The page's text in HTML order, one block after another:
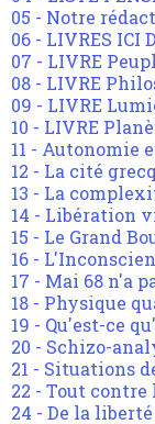
05 - Notre
06 - LIVRES ICI
07 - LIVRE
08 - LIVRE
09 - LIVRE
10 - LIVRE
11 - Autonomie
12 - La cité
13 - La
14 - Libération
15 - Le Grand
16 -
17 - Mai 68 n'a
18 - Physique
19 - Qu'est-ce
20 - Schizo-
21 - Situations
22 - Tout
24 - De la liberté